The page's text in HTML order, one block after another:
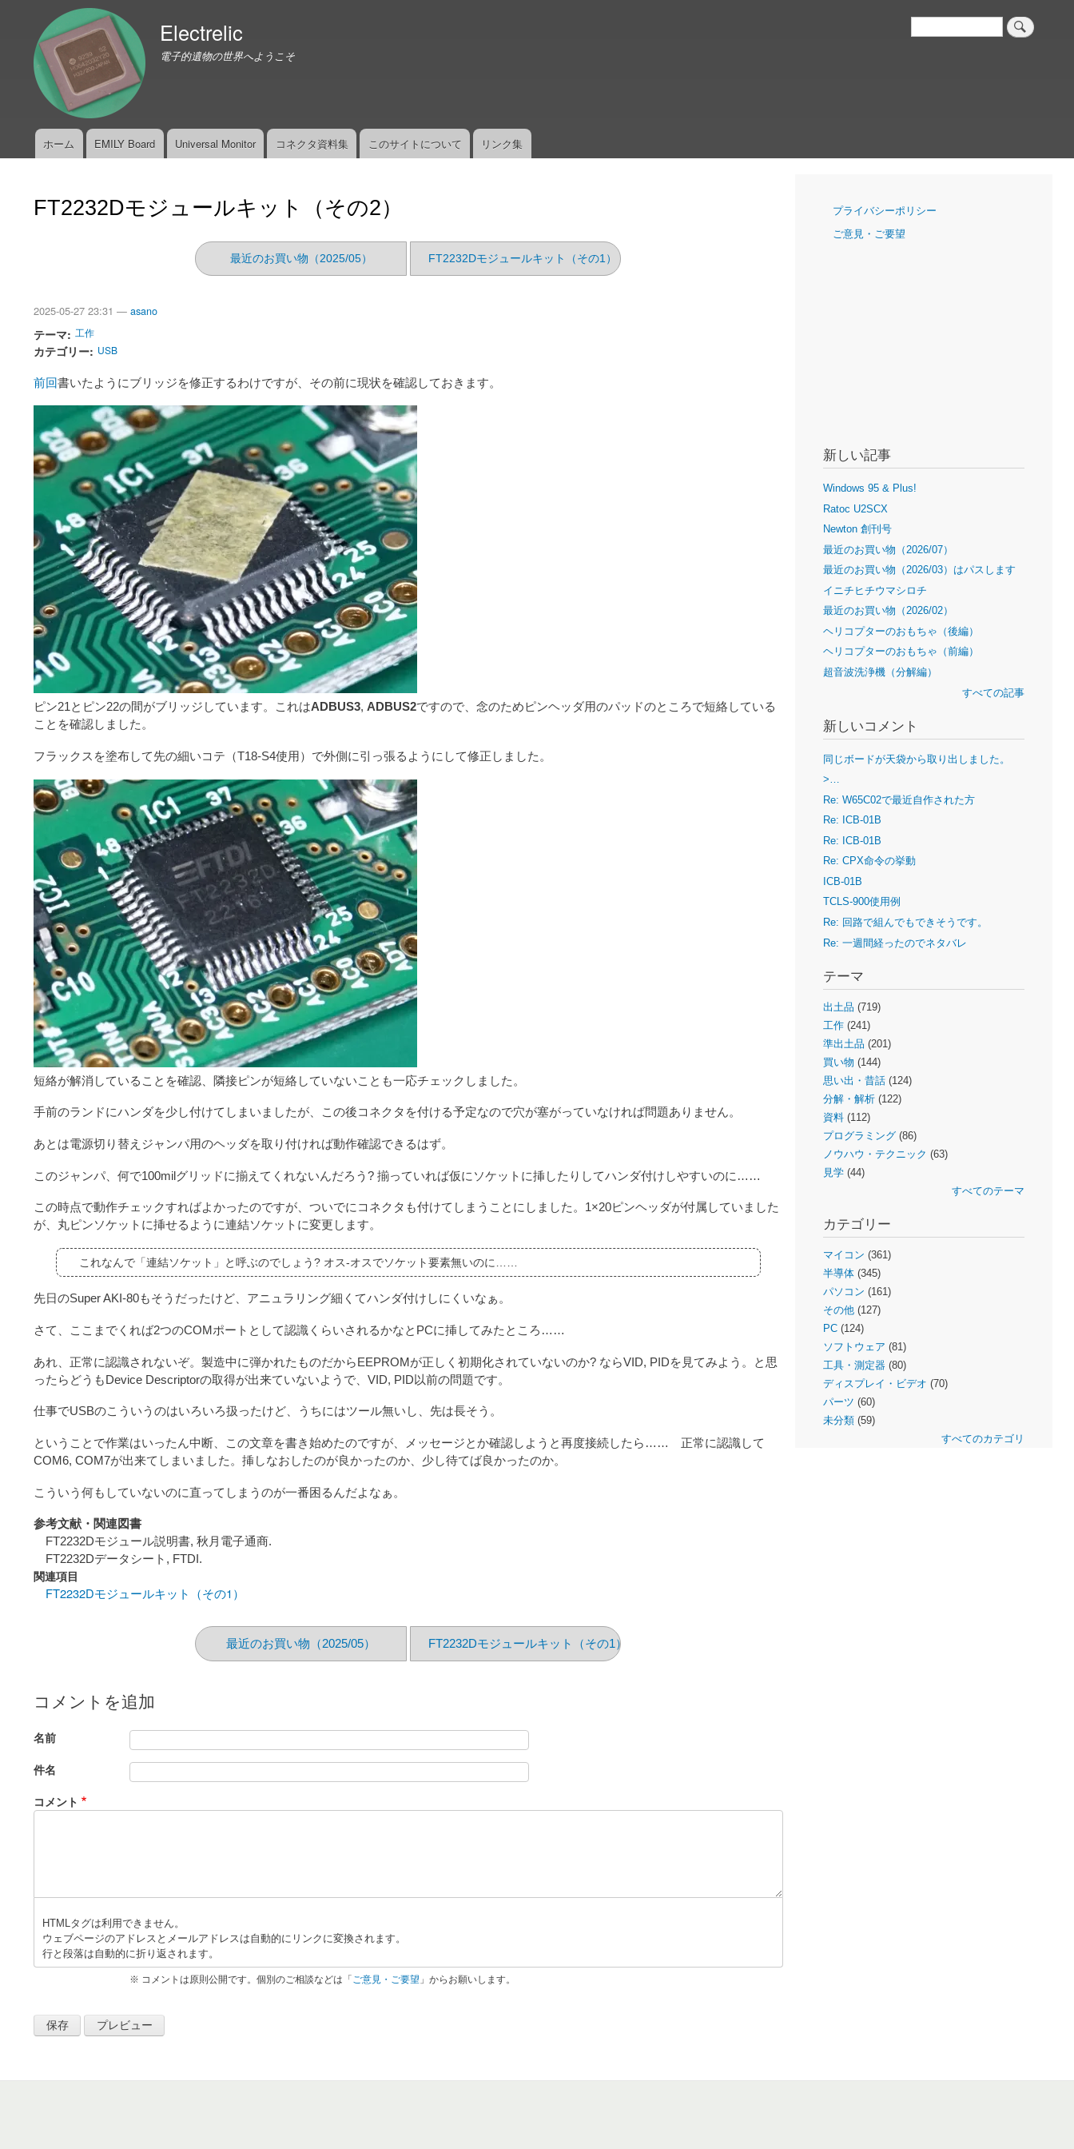
検
索
Electrelic
電子的遺物の世界へようこそ
ホーム EMILY Board Universal Monitor コネクタ資料集 このサイトについて リンク集
FT2232Dモジュールキット（その2）
最近のお買い物（2025/05） FT2232Dモジュールキット（その1）
2025-05-27 23:31 — asano
テーマ 工作
カテゴリー USB
前回書いたようにブリッジを修正するわけですが、その前に現状を確認しておきます。
ピン21とピン22の間がブリッジしています。これはADBUS3, ADBUS2ですので、念のためピンヘッダ用のパッドのところで短絡している
ことを確認しました。
フラックスを塗布して先の細いコテ（T18-S4使用）で外側に引っ張るようにして修正しました。
短絡が解消していることを確認、隣接ピンが短絡していないことも一応チェックしました。
手前のランドにハンダを少し付けてしまいましたが、この後コネクタを付ける予定なので穴が塞がっていなければ問題ありません。
あとは電源切り替えジャンパ用のヘッダを取り付ければ動作確認できるはず。
このジャンパ、何で100milグリッドに揃えてくれないんだろう? 揃っていれば仮にソケットに挿したりしてハンダ付けしやすいのに……
この時点で動作チェックすればよかったのですが、ついでにコネクタも付けてしまうことにしました。1×20ピンヘッダが付属していました
が、丸ピンソケットに挿せるように連結ソケットに変更します。
これなんで「連結ソケット」と呼ぶのでしょう? オス-オスでソケット要素無いのに……
先日のSuper AKI-80もそうだったけど、アニュラリング細くてハンダ付けしにくいなぁ。
さて、ここまでくれば2つのCOMポートとして認識くらいされるかなとPCに挿してみたところ……
あれ、正常に認識されないぞ。製造中に弾かれたものだからEEPROMが正しく初期化されていないのか? ならVID, PIDを見てみよう。と思
ったらどうもDevice Descriptorの取得が出来ていないようで、VID, PID以前の問題です。
仕事でUSBのこういうのはいろいろ扱ったけど、うちにはツール無いし、先は長そう。
ということで作業はいったん中断、この文章を書き始めたのですが、メッセージとか確認しようと再度接続したら…… 正常に認識して
COM6, COM7が出来てしまいました。挿しなおしたのが良かったのか、少し待てば良かったのか。
こういう何もしていないのに直ってしまうのが一番困るんだよなぁ。
参考文献・関連図書
FT2232Dモジュール説明書, 秋月電子通商.
FT2232Dデータシート, FTDI.
関連項目
FT2232Dモジュールキット（その1）
最近のお買い物（2025/05） FT2232Dモジュールキット（その1）
コメントを追加
名前
件名
コメント
HTMLタグは利用できません。
ウェブページのアドレスとメールアドレスは自動的にリンクに変換されます。
行と段落は自動的に折り返されます。
※ コメントは原則公開です。個別のご相談などは「 ご意見・ご要望 」からお願いします。
ナ
ゲ
プライバシーポリシー
ご意見・ご要望
新しい記事
Windows 95 & Plus!
Ratoc U2SCX
Newton 創刊号
最近のお買い物（2026/07）
最近のお買い物（2026/03）はパスします
イニチヒチウマシロチ
最近のお買い物（2026/02）
ヘリコプターのおもちゃ（後編）
ヘリコプターのおもちゃ（前編）
超音波洗浄機（分解編）
すべての記事
新しいコメント
同じボードが天袋から取り出しました。
>…
Re: W65C02で最近自作された方
Re: ICB-01B
Re: ICB-01B
Re: CPX命令の挙動
ICB-01B
TCLS-900使用例
Re: 回路で組んでもできそうです。
Re: 一週間経ったのでネタバレ
テーマ
出土品 (719)
工作(241)
準出土品 (201)
買い物 (144)
思い出・昔話(124)
分解・解析(122)
資料(112)
プログラミング(86)
ノウハウ・テクニック (63)
見学(44)
すべてのテーマ
カテゴリー
マイコン (361)
半導体(345)
パソコン (161)
その他(127)
PC(124)
ソフトウェア (81)
工具・測定器(80)
ディスプレイ・ビデオ (70)
パーツ (60)
未分類(59)
すべてのカテゴリ